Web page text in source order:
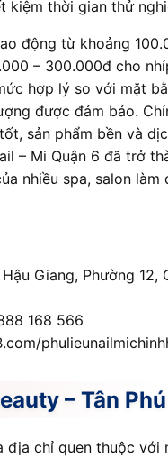
kiệm thời gian thử
động từ khoảng
– 300.000đ cho
hợp lý so với mặt
được đảm bảo.
sản phẩm bền và
– Mi Quận 6 đã trở
nhiều spa, salon làm
Giang, Phường 12,
168 566
– Tân Phú
địa chỉ quen thuộc với